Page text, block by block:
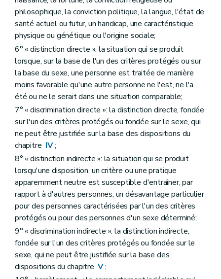
philosophique, la conviction politique, la langue, l'état de
santé actuel ou futur, un handicap, une caractéristique
physique ou génétique ou l'origine sociale;
6° « distinction directe »: la situation qui se produit
lorsque, sur la base de l'un des critères protégés ou sur
la base du sexe, une personne est traitée de manière
moins favorable qu'une autre personne ne l'est, ne l'a
été ou ne le serait dans une situation comparable;
7° « discrimination directe »: la distinction directe, fondée
sur l'un des critères protégés ou fondée sur le sexe, qui
ne peut être justifiée sur la base des dispositions du
chapitre IV;
8° « distinction indirecte »: la situation qui se produit
lorsqu'une disposition, un critère ou une pratique
apparemment neutre est susceptible d'entraîner, par
rapport à d'autres personnes, un désavantage particulier
pour des personnes caractérisées par l'un des critères
protégés ou pour des personnes d'un sexe déterminé;
9° « discrimination indirecte »: la distinction indirecte,
fondée sur l'un des critères protégés ou fondée sur le
sexe, qui ne peut être justifiée sur la base des
dispositions du chapitreV;